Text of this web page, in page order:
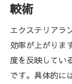
較術
エクステリアラ
効率が上がりま
度を反映してい
です。具体的に